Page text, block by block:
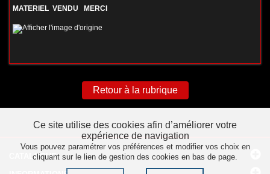
MATERIEL VENDU MERCI
Retour à la rubrique
CATALOGUE
Ce site utilise des cookies afin d’améliorer votre
expérience de navigation
Vous pouvez paramétrer vos préférences et modifier vos choix en
cliquant sur le lien de gestion des cookies en bas de page.